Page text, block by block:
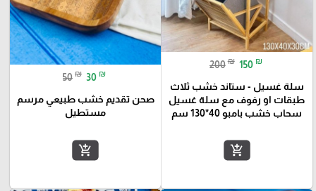
200 ₪ 150 ₪
سلة غسيل - ستاند خشب ثلاث
طبقات او رفوف مع سلة غسيل
سحاب خشب بامبو 40*130 سم
add_shopping_cart
50 ₪ 30 ₪
صحن تقديم خشب طبيعي مرسم
مستطيل
add_shopping_cart